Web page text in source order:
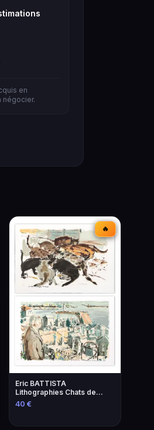
en
négocier.
🔥
Eric BATTISTA
Lithographies Chats de
Brassens - Art
Contemporain
40 €